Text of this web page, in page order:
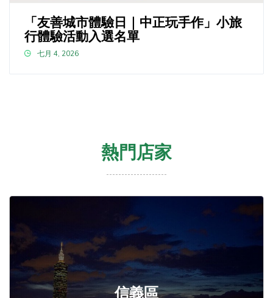
「友善城市體驗日｜中正玩手作」小旅
行體驗活動入選名單
七月 4, 2026
熱門店家
信義區